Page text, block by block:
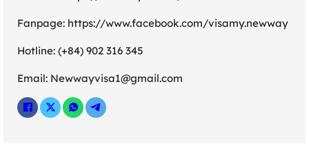
Fanpage: https://www.facebook.com/visamy.newway
Hotline: (+84) 902 316 345
Email: Newwayvisa1@gmail.com